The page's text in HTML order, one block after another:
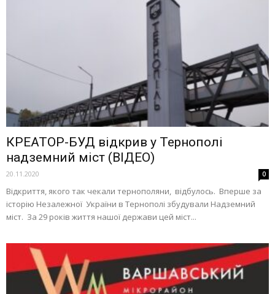
КРЕАТОР-БУД відкрив у Тернополі
надземний міст (ВІДЕО)
20.11.2020 0
Відкриття, якого так чекали тернополяни, відбулось. Вперше за
історію Незалежної України в Тернополі збудували Надземний
міст. За 29 років життя нашої держави цей міст...